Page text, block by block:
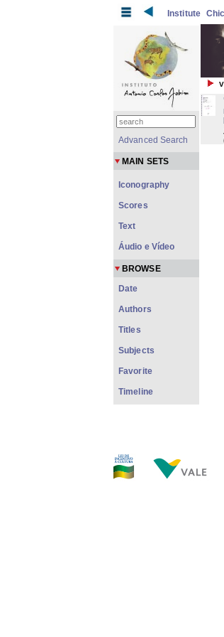
Institute
Advanced Search
MAIN SETS
Iconography
Scores
Text
Áudio e Vídeo
BROWSE
Date
Authors
Titles
Subjects
Favorite
Timeline